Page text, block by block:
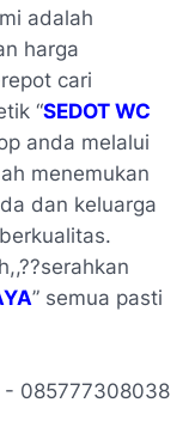
adalah
harga
cari
“SEDOT WC
anda melalui
menemukan
dan keluarga
” semua pasti
- 085777308038